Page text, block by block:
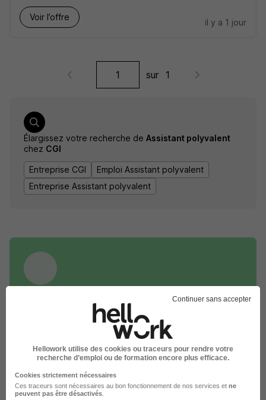
Voir l’offre
il y a 1 jour
sur 1
Élargissez votre recherche de Assistant polyvalent
chez CGI
Entreprise CGI
Emploi Assistant polyvalent
Entreprise Assistant polyvalent
Rendez votre CV accessible à l’ensemble des
recruteurs de la CVthèque Hellowork.
Rendre mon CV visible
Continuer sans accepter
Hellowork utilise des cookies ou traceurs pour rendre votre
recherche d’emploi ou de formation encore plus efficace.
Cookies strictement nécessaires
Ces traceurs sont nécessaires au bon fonctionnement de nos services et ne
peuvent pas être désactivés